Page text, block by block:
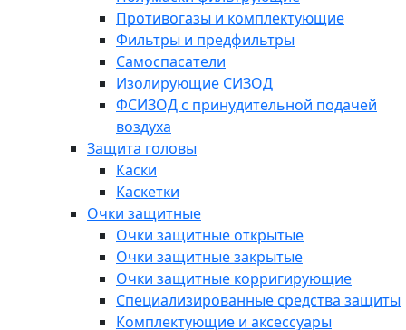
Противогазы и комплектующие
Фильтры и предфильтры
Самоспасатели
Изолирующие СИЗОД
ФСИЗОД с принудительной подачей
воздуха
Защита головы
Каски
Каскетки
Очки защитные
Очки защитные открытые
Очки защитные закрытые
Очки защитные корригирующие
Специализированные средства защиты
Комплектующие и аксессуары